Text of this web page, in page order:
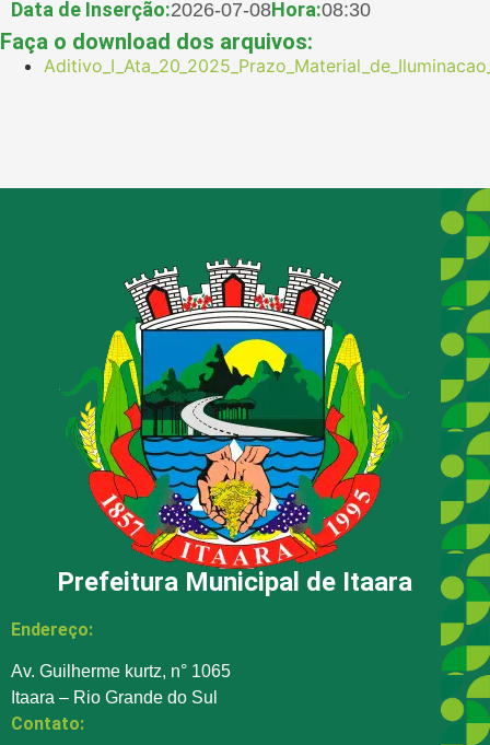
Data de Inserção:2026-07-08Hora:08:30
Faça o download dos arquivos:
Prefeitura Municipal de Itaara
Endereço:
Av. Guilherme kurtz, n° 1065
Itaara – Rio Grande do Sul
Contato: